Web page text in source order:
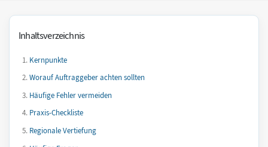
Inhaltsverzeichnis
Kernpunkte
Worauf Auftraggeber achten sollten
Häufige Fehler vermeiden
Praxis-Checkliste
Regionale Vertiefung